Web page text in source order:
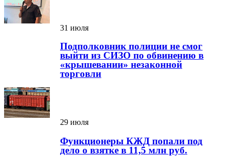
31 июля
Подполковник полиции не смог
выйти из СИЗО по обвинению в
«крышевании» незаконной
торговли
29 июля
Функционеры КЖД попали под
дело о взятке в 11,5 млн руб.